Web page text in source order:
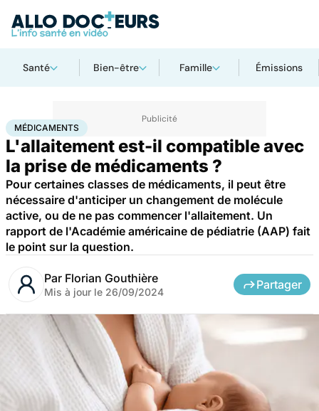
Santé Bien-être Famille Émissions
AccueilSantéMédicaments Médicaments
MÉDICAMENTS
L'allaitement est-il compatible avec
la prise de médicaments ?
Pour certaines classes de médicaments, il peut être
nécessaire d'anticiper un changement de molécule
active, ou de ne pas commencer l'allaitement. Un
rapport de l'Académie américaine de pédiatrie (AAP) fait
le point sur la question.
Par Florian Gouthière
Mis à jour le 26/09/2024
Partager